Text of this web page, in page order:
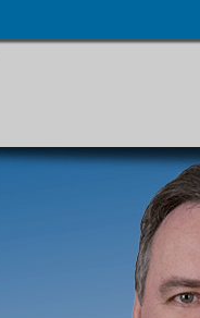
Navigation